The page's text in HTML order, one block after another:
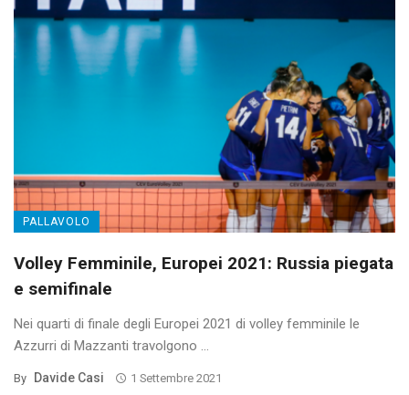
PALLAVOLO
Volley Femminile, Europei 2021: Russia piegata
e semifinale
Nei quarti di finale degli Europei 2021 di volley femminile le
Azzurri di Mazzanti travolgono ...
By Davide Casi 1 Settembre 2021